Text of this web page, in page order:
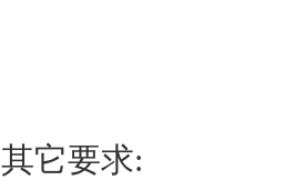
其它要求: